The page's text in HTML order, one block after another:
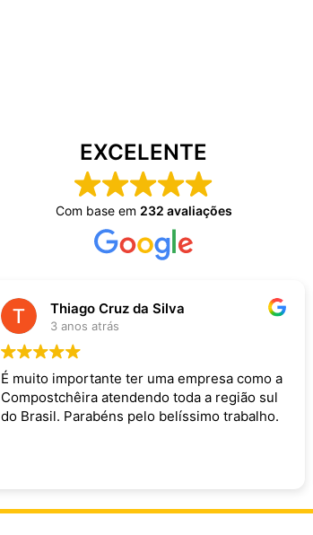
EXCELENTE
Com base em 232 avaliações
Thiago Cruz da Silva
3 anos atrás
É muito importante ter uma empresa como a
Compostchêira atendendo toda a região sul
do Brasil. Parabéns pelo belíssimo trabalho.